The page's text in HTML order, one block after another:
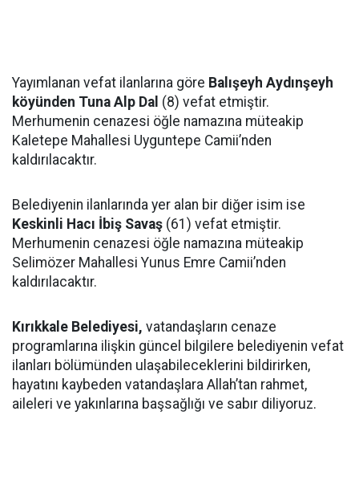
Yayımlanan vefat ilanlarına göre Balışeyh Aydınşeyh
köyünden Tuna Alp Dal (8) vefat etmiştir.
Merhumenin cenazesi öğle namazına müteakip
Kaletepe Mahallesi Uyguntepe Camii’nden
kaldırılacaktır.
Belediyenin ilanlarında yer alan bir diğer isim ise
Keskinli Hacı İbiş Savaş (61) vefat etmiştir.
Merhumenin cenazesi öğle namazına müteakip
Selimözer Mahallesi Yunus Emre Camii’nden
kaldırılacaktır.
Kırıkkale Belediyesi, vatandaşların cenaze
programlarına ilişkin güncel bilgilere belediyenin vefat
ilanları bölümünden ulaşabileceklerini bildirirken,
hayatını kaybeden vatandaşlara Allah’tan rahmet,
aileleri ve yakınlarına başsağlığı ve sabır diliyoruz.